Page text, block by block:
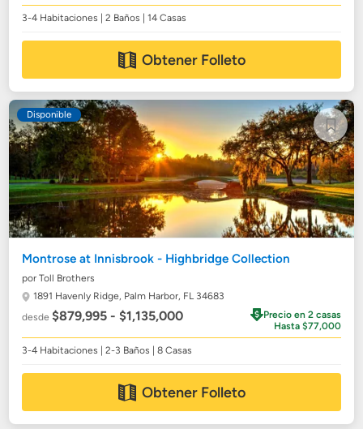
3-4 Habitaciones | 2 Baños | 14 Casas
Obtener Folleto
Disponible
Montrose at Innisbrook - Highbridge Collection
por Toll Brothers
1891 Havenly Ridge, Palm Harbor, FL 34683
desde$879,995 - $1,135,000
Precio en 2 casas
Hasta $77,000
3-4 Habitaciones | 2-3 Baños | 8 Casas
Obtener Folleto